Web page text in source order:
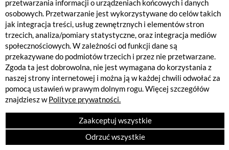
Reklamacje
sklep@fabrykarowerow.com
Serwis 505 700 393
serwis@fabrykarowerow.com
Bikefitting 451 159 109
fitting@fabrykarowerow.com
przetwarzania informacji o urządzeniach końcowych i danych
osobowych. Przetwarzanie jest wykorzystywane do celów takich
jak integracja treści, usług zewnętrznych i elementów stron
trzecich, analiza/pomiary statystyczne, oraz integracja mediów
społecznościowych. W zależności od funkcji dane są
przekazywane do podmiotów trzecich i przez nie przetwarzane.
Zgoda ta jest dobrowolna, nie jest wymagana do korzystania z
naszej strony internetowej i można ją w każdej chwili odwołać za
pomocą ustawień w prawym dolnym rogu. Więcej szczegółów
znajdziesz wPolityce prywatności.
Zaakceptuj wszystkie
Odrzuć wszystkie